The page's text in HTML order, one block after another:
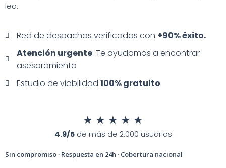
leo.
Red de despachos verificados con +90% éxito.
Atención urgente: Te ayudamos a encontrar
asesoramiento
Estudio de viabilidad 100% gratuito
★ ★ ★ ★ ★
4.9/5de más de 2.000 usuarios
Sin compromiso · Respuesta en 24h · Cobertura nacional